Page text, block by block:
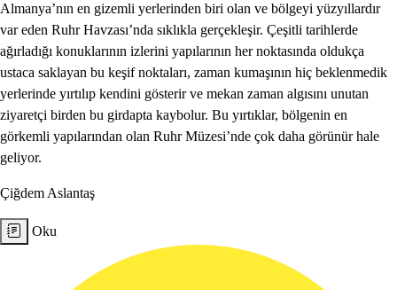
Almanya’nın en gizemli yerlerinden biri olan ve bölgeyi yüzyıllardır
var eden Ruhr Havzası’nda sıklıkla gerçekleşir. Çeşitli tarihlerde
ağırladığı konuklarının izlerini yapılarının her noktasında oldukça
ustaca saklayan bu keşif noktaları, zaman kumaşının hiç beklenmedik
yerlerinde yırtılıp kendini gösterir ve mekan zaman algısını unutan
ziyaretçi birden bu girdapta kaybolur. Bu yırtıklar, bölgenin en
görkemli yapılarından olan Ruhr Müzesi’nde çok daha görünür hale
geliyor.
Çiğdem Aslantaş
Oku